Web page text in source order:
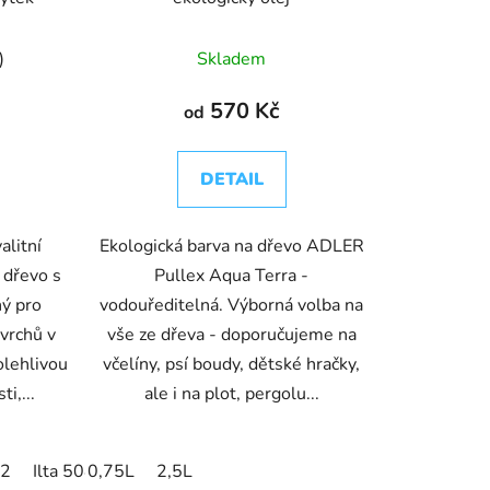
303
s
pro
v
Ilta 5085 Kaisla 5061
Skladem
od 570 Kč
DETAIL
Ekologická barva na dřevo ADLER
Pullex Aqua Terra -
vodouředitelná. Výborná volba na
vše ze dřeva - doporučujeme na
včelíny, psí boudy, dětské hračky,
ale i na plot, pergolu...
0,75L 2,5L